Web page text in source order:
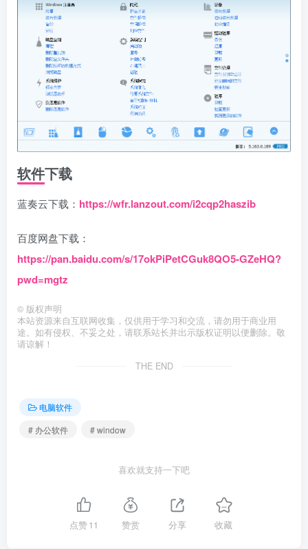
软件下载
蓝奏云下载： https://wfr.lanzout.com/i2cqp2haszib
百度网盘下载：
https://pan.baidu.com/s/17okPiPetCGuk8QO5-GZeHQ?
pwd=mgtz
© 版权声明
本站资源来自互联网收集，仅供用于学习和交流，请勿用于商业用
途。如有侵权、不妥之处，请联系站长并出示版权证明以便删除。敬
请谅解！
THE END
电脑软件
# 办公软件
# window
喜欢就支持一下吧
点赞11 赞赏 分享 收藏